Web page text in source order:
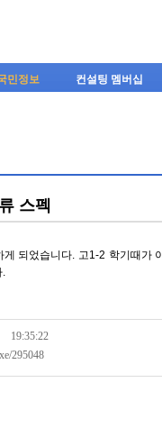
민정보 컨설팅 멤버십
스펙
되었습니다. 고1-2 학기때가
.
19:35:22
295048